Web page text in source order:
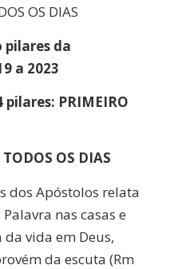
OS DIAS
pilares da
a 2023
PRIMEIRO
OS DIAS
dos Apóstolos relata
nas casas e
vida em Deus,
da escuta (Rm